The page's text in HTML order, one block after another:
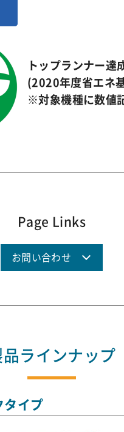
トップランナー達
(2020年度省エネ
※対象機種に数値
Page Links
お問い合わせ
品ラインナップ
タイプ